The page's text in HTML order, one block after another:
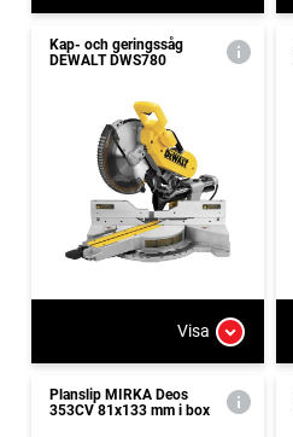
Kap- och geringssåg
DEWALT DWS780
Visa
Planslip MIRKA Deos
353CV 81x133 mm i box